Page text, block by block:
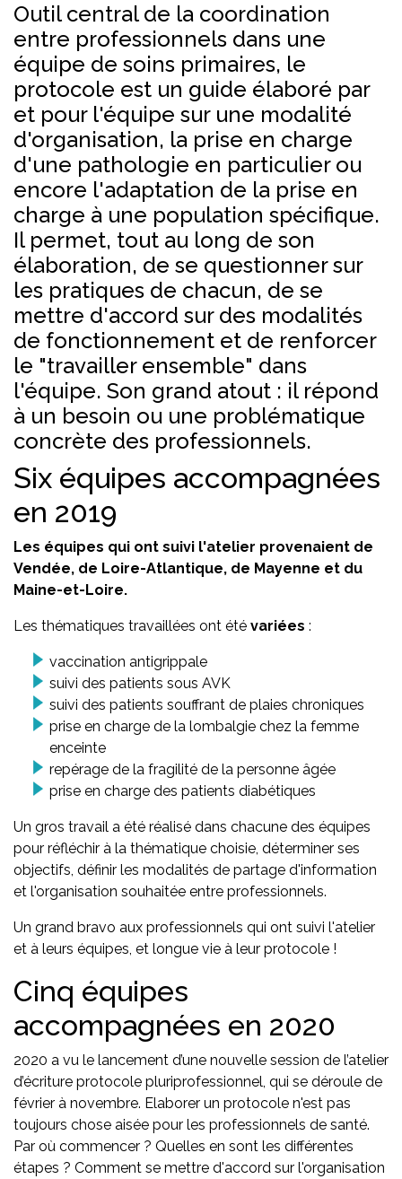
Outil central de la coordination
entre professionnels dans une
équipe de soins primaires, le
protocole est un guide élaboré par
et pour l'équipe sur une modalité
d'organisation, la prise en charge
d'une pathologie en particulier ou
encore l'adaptation de la prise en
charge à une population spécifique.
Il permet, tout au long de son
élaboration, de se questionner sur
les pratiques de chacun, de se
mettre d'accord sur des modalités
de fonctionnement et de renforcer
le "travailler ensemble" dans
l'équipe. Son grand atout : il répond
à un besoin ou une problématique
concrète des professionnels.
Six équipes accompagnées
en 2019
Les équipes qui ont suivi l'atelier provenaient de
Vendée, de Loire-Atlantique, de Mayenne et du
Maine-et-Loire.
Les thématiques travaillées ont été variées :
vaccination antigrippale
suivi des patients sous AVK
suivi des patients souffrant de plaies chroniques
prise en charge de la lombalgie chez la femme
enceinte
repérage de la fragilité de la personne âgée
prise en charge des patients diabétiques
Un gros travail a été réalisé dans chacune des équipes
pour réfléchir à la thématique choisie, déterminer ses
objectifs, définir les modalités de partage d'information
et l'organisation souhaitée entre professionnels.
Un grand bravo aux professionnels qui ont suivi l'atelier
et à leurs équipes, et longue vie à leur protocole !
Cinq équipes
accompagnées en 2020
2020 a vu le lancement d’une nouvelle session de l’atelier
d’écriture protocole pluriprofessionnel, qui se déroule de
février à novembre. Elaborer un protocole n'est pas
toujours chose aisée pour les professionnels de santé.
Par où commencer ? Quelles en sont les différentes
étapes ? Comment se mettre d'accord sur l'organisation